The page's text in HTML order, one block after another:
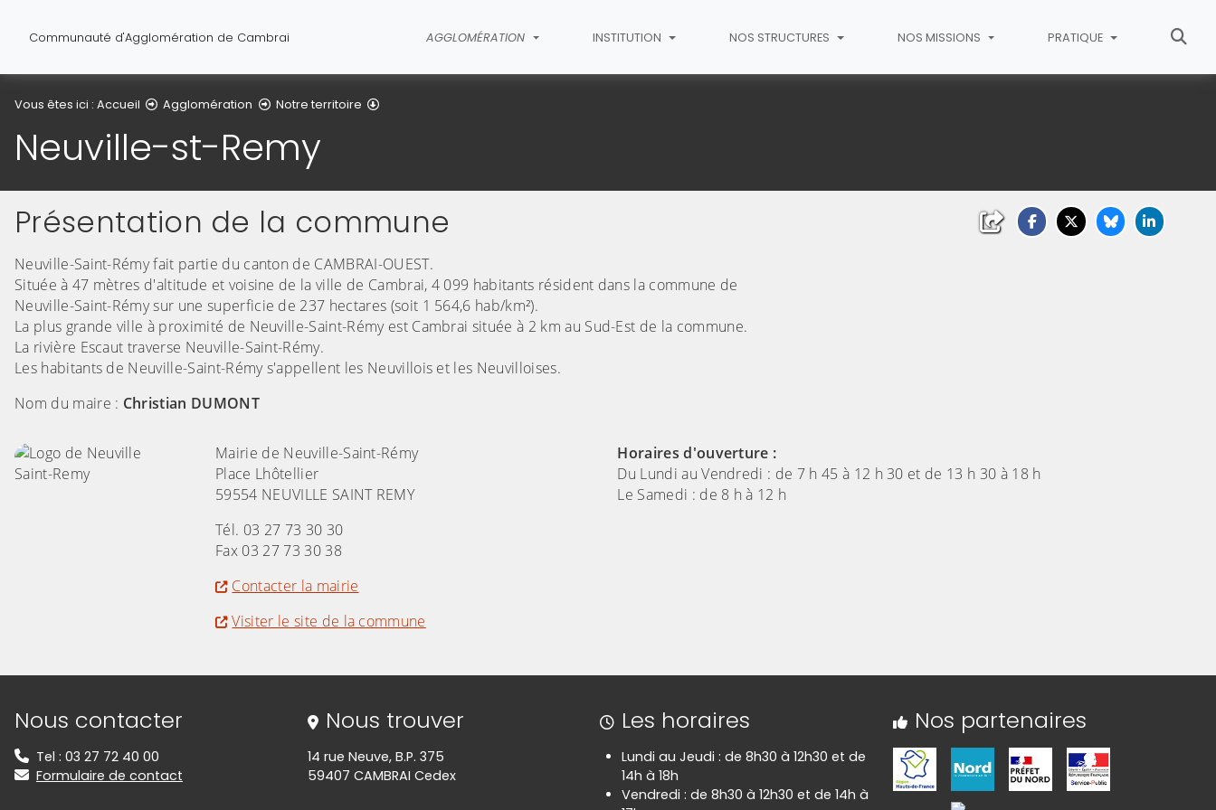
Communauté d'Agglomération de Cambrai AGGLOMÉRATION INSTITUTION NOS STRUCTURES NOS MISSIONS PRATIQUE
Vous êtes ici : Accueil Agglomération Notre territoire
Neuville-st-Remy
Présentation de la commune
Neuville-Saint-Rémy fait partie du canton de CAMBRAI-OUEST.
Située à 47 mètres d'altitude et voisine de la ville de Cambrai, 4 099 habitants résident dans la commune de
Neuville-Saint-Rémy sur une superficie de 237 hectares (soit 1 564,6 hab/km²).
La plus grande ville à proximité de Neuville-Saint-Rémy est Cambrai située à 2 km au Sud-Est de la commune.
La rivière Escaut traverse Neuville-Saint-Rémy.
Les habitants de Neuville-Saint-Rémy s'appellent les Neuvillois et les Neuvilloises.
Nom du maire : Christian DUMONT
Mairie de Neuville-Saint-Rémy
Place Lhôtellier
59554 NEUVILLE SAINT REMY
Tél. 03 27 73 30 30
Fax 03 27 73 30 38
Contacter la mairie
Visiter le site de la commune
Horaires d'ouverture :
Du Lundi au Vendredi : de 7 h 45 à 12 h 30 et de 13 h 30 à 18 h
Le Samedi : de 8 h à 12 h
Informations de contact
Nous contacter
Tel : 03 27 72 40 00
Formulaire de contact
Nous trouver
14 rue Neuve, B.P. 375
59407 CAMBRAI Cedex
Les horaires
Lundi au Jeudi : de 8h30 à 12h30 et de
14h à 18h
Vendredi : de 8h30 à 12h30 et de 14h à
Nos partenaires